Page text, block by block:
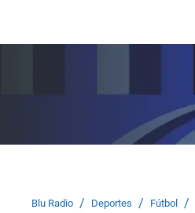
Blu Radio / Deportes / Fútbol /